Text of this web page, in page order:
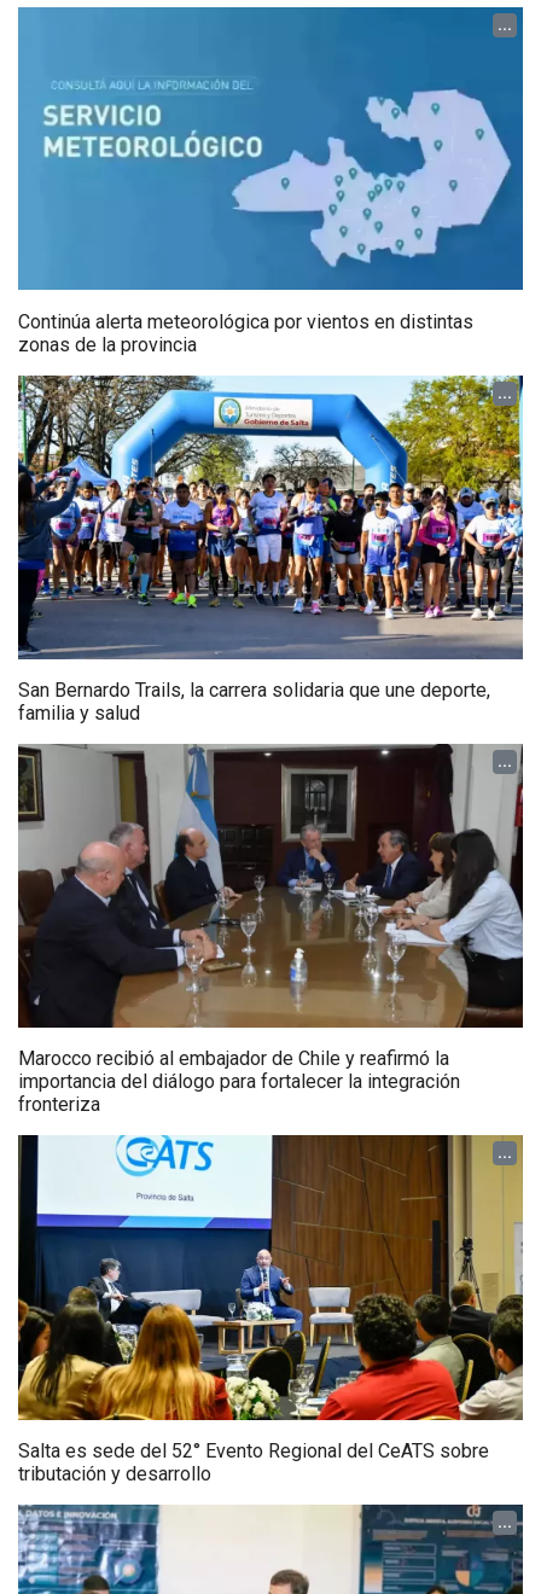
...
Continúa alerta meteorológica por vientos en distintas
zonas de la provincia
...
San Bernardo Trails, la carrera solidaria que une deporte,
familia y salud
...
Marocco recibió al embajador de Chile y reafirmó la
importancia del diálogo para fortalecer la integración
fronteriza
...
Salta es sede del 52° Evento Regional del CeATS sobre
tributación y desarrollo
...